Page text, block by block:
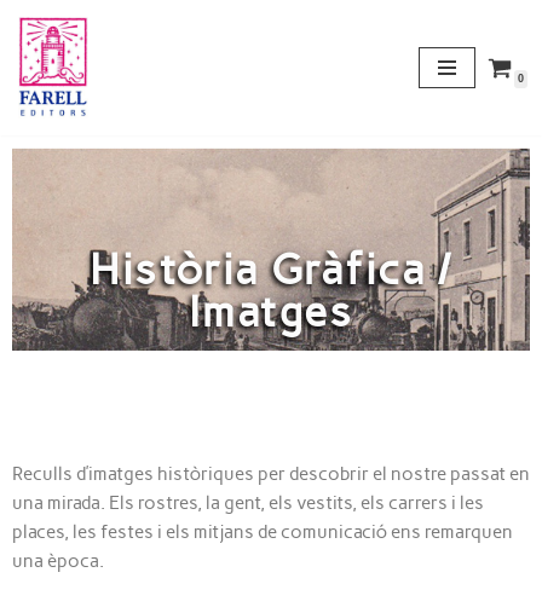
Vés
al
contingut
0
Història Gràfica /
Imatges
Reculls d’imatges històriques per descobrir el nostre passat en
una mirada. Els rostres, la gent, els vestits, els carrers i les
places, les festes i els mitjans de comunicació ens remarquen
una època.